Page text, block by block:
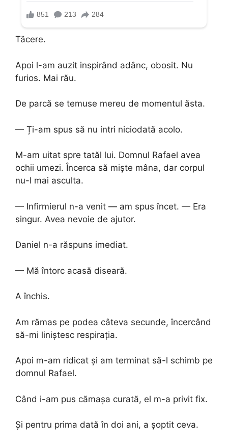
Tăcere.
Apoi l-am auzit inspirând adânc, obosit. Nu
furios. Mai rău.
De parcă se temuse mereu de momentul ăsta.
— Ți-am spus să nu intri niciodată acolo.
M-am uitat spre tatăl lui. Domnul Rafael avea
ochii umezi. Încerca să miște mâna, dar corpul
nu-l mai asculta.
— Infirmierul n-a venit — am spus încet. — Era
singur. Avea nevoie de ajutor.
Daniel n-a răspuns imediat.
— Mă întorc acasă diseară.
A închis.
Am rămas pe podea câteva secunde, încercând
să-mi liniștesc respirația.
Apoi m-am ridicat și am terminat să-l schimb pe
domnul Rafael.
Când i-am pus cămașa curată, el m-a privit fix.
Și pentru prima dată în doi ani, a șoptit ceva.